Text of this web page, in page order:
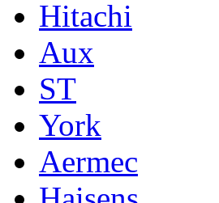
Hitachi
Aux
ST
York
Aermec